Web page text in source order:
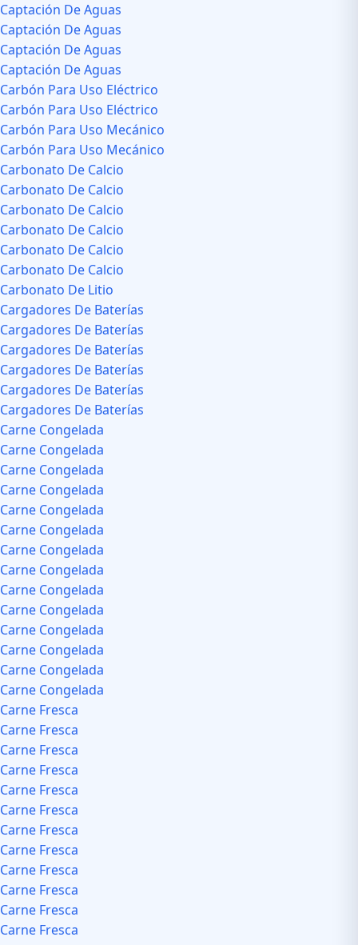
Captación De Aguas
Captación De Aguas
Captación De Aguas
Captación De Aguas
Carbón Para Uso Eléctrico
Carbón Para Uso Eléctrico
Carbón Para Uso Mecánico
Carbón Para Uso Mecánico
Carbonato De Calcio
Carbonato De Calcio
Carbonato De Calcio
Carbonato De Calcio
Carbonato De Calcio
Carbonato De Calcio
Carbonato De Litio
Cargadores De Baterías
Cargadores De Baterías
Cargadores De Baterías
Cargadores De Baterías
Cargadores De Baterías
Cargadores De Baterías
Carne Congelada
Carne Congelada
Carne Congelada
Carne Congelada
Carne Congelada
Carne Congelada
Carne Congelada
Carne Congelada
Carne Congelada
Carne Congelada
Carne Congelada
Carne Congelada
Carne Congelada
Carne Congelada
Carne Fresca
Carne Fresca
Carne Fresca
Carne Fresca
Carne Fresca
Carne Fresca
Carne Fresca
Carne Fresca
Carne Fresca
Carne Fresca
Carne Fresca
Carne Fresca